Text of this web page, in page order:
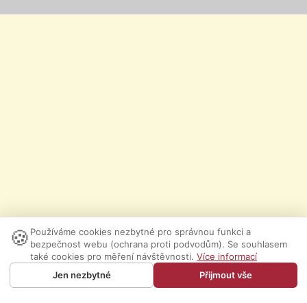
🍪 Používáme cookies nezbytné pro správnou funkci a
bezpečnost webu (ochrana proti podvodům). Se souhlasem
také cookies pro měření návštěvnosti. Více informací
Jen nezbytné
Přijmout vše